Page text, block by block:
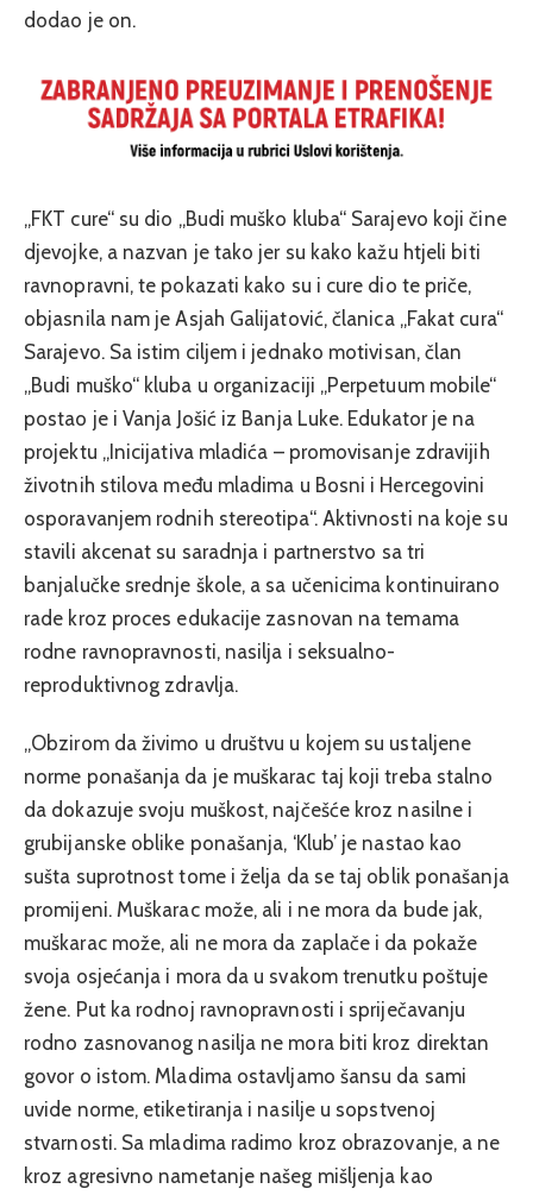
dodao je on.
„FKT cure“ su dio „Budi muško kluba“ Sarajevo koji čine
djevojke, a nazvan je tako jer su kako kažu htjeli biti
ravnopravni, te pokazati kako su i cure dio te priče,
objasnila nam je Asjah Galijatović, članica „Fakat cura“
Sarajevo. Sa istim ciljem i jednako motivisan, član
„Budi muško“ kluba u organizaciji „Perpetuum mobile“
postao je i Vanja Jošić iz Banja Luke. Edukator je na
projektu „Inicijativa mladića – promovisanje zdravijih
životnih stilova među mladima u Bosni i Hercegovini
osporavanjem rodnih stereotipa“. Aktivnosti na koje su
stavili akcenat su saradnja i partnerstvo sa tri
banjalučke srednje škole, a sa učenicima kontinuirano
rade kroz proces edukacije zasnovan na temama
rodne ravnopravnosti, nasilja i seksualno-
reproduktivnog zdravlja.
„Obzirom da živimo u društvu u kojem su ustaljene
norme ponašanja da je muškarac taj koji treba stalno
da dokazuje svoju muškost, najčešće kroz nasilne i
grubijanske oblike ponašanja, ‘Klub’ je nastao kao
sušta suprotnost tome i želja da se taj oblik ponašanja
promijeni. Muškarac može, ali i ne mora da bude jak,
muškarac može, ali ne mora da zaplače i da pokaže
svoja osjećanja i mora da u svakom trenutku poštuje
žene. Put ka rodnoj ravnopravnosti i spriječavanju
rodno zasnovanog nasilja ne mora biti kroz direktan
govor o istom. Mladima ostavljamo šansu da sami
uvide norme, etiketiranja i nasilje u sopstvenoj
stvarnosti. Sa mladima radimo kroz obrazovanje, a ne
kroz agresivno nametanje našeg mišljenja kao